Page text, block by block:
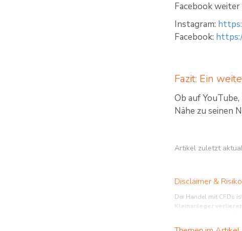
Facebook weiter
Instagram:
Facebook:
Fazit: Ein
Ob auf
Nähe zu seinen
Artikel zuletzt
Disclaimer &
Der Handel mit CFDs
Kleinanleger